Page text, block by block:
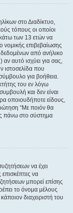
στο Διαδίκτυο,
τόπους οι οποίοι
των 13 ετών να
νομικής επιβεβαίωσης
από ανήλικο
αν αυτό ισχύει για σας,
ιστοσελίδα που
για βοήθεια.
του εν λόγω
και δεν είναι
οποιουδήποτε είδους,
“Με ποιόν θα
πάνω στο σύστημα
να έχει
επισκέπτες να
μπορεί επίσης
το όνομα μέλους
διαχειριστή του